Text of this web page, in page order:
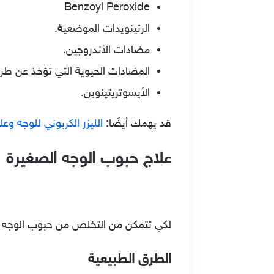
Benzoyl Peroxide
الرتينويدات الموضعية.
مضادات الأندروجين.
المضادات الحيوية التي تؤخذ عن
الأيسوتريتينوين.
قد يهمك أيضًا: الليزر الكربوني للوجه
علاج حبوب الوجه الصغيرة
لكي تتمكن من التخلص من حبوب الوجه
الطرق الطبيعية